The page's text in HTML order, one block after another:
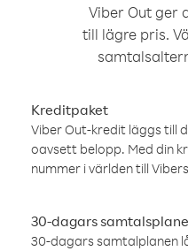
Viber Out ger
till lägre pris.
Kreditpaket
Viber Out-kredit läggs till
oavsett belopp. Med din
nummer i världen till
30-dagars
30-dagars samtalplanen